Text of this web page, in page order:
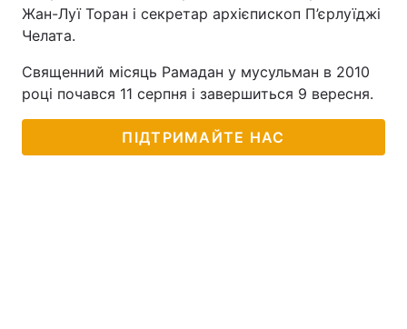
Жан-Луї Торан і секретар архієпископ П’єрлуїджі
Челата.
Священний місяць Рамадан у мусульман в 2010
році почався 11 серпня і завершиться 9 вересня.
ПІДТРИМАЙТЕ НАС